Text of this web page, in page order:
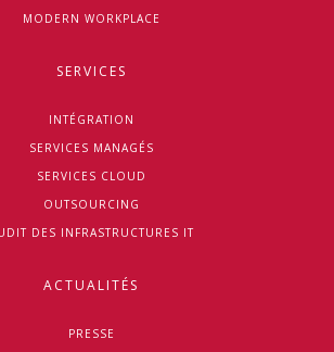
MODERN WORKPLACE
SERVICES
INTÉGRATION
SERVICES MANAGÉS
SERVICES CLOUD
OUTSOURCING
DES INFRASTRUCTURES IT
ACTUALITÉS
PRESSE